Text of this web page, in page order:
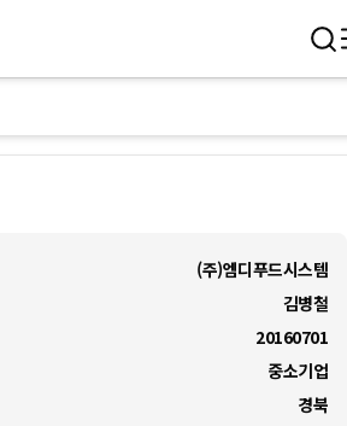
(주)엠디푸드시스템
김병철
20160701
중소기업
경북